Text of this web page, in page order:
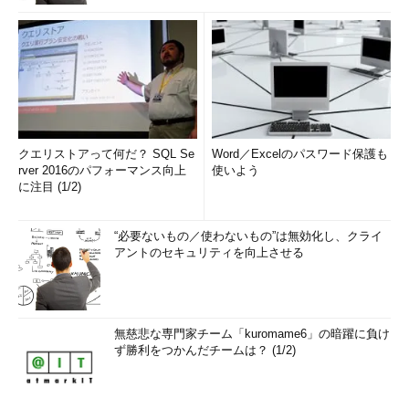
クエリストアって何だ？ SQL Se
rver 2016のパフォーマンス向上
に注目 (1/2)
Word／Excelのパスワード保護も
使いよう
“必要ないもの／使わないもの”は無効化し、クライ
アントのセキュリティを向上させる
無慈悲な専門家チーム「kuromame6」の暗躍に負け
ず勝利をつかんだチームは？ (1/2)